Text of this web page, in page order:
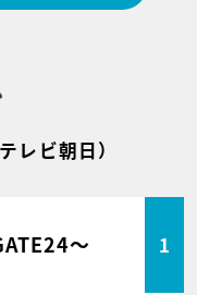
テレビ朝日）
～ 1